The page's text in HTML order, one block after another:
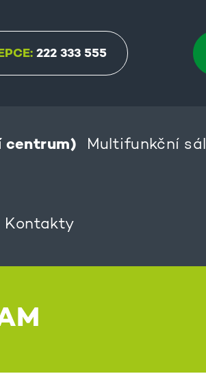
222 333 555
centrum) Multifunkční sál
Kontakty